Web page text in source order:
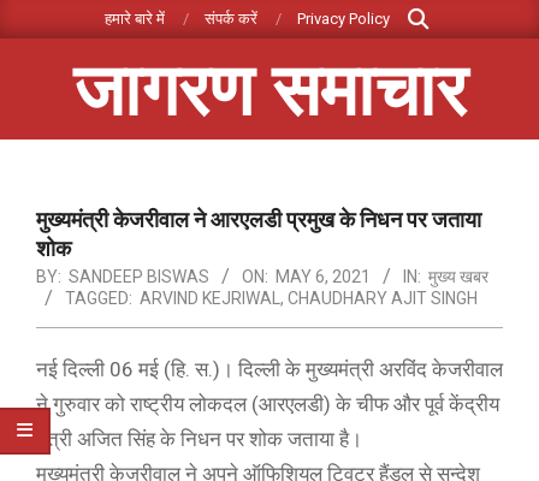
to
हमारे बारे में संपर्क करें Privacy Policy
Search
जागरण समाचार
Menuमुख्यमंत्री केजरीवाल ने आरएलडी प्रमुख के निधन पर जताया
शोक
BY: SANDEEP BISWAS ON: MAY 6, 2021 IN: मुख्य खबर
TAGGED: ARVIND KEJRIWAL , CHAUDHARY AJIT SINGH
नई दिल्ली 06 मई (हि. स.)। दिल्ली के मुख्यमंत्री अरविंद केजरीवाल
ने गुरुवार को राष्ट्रीय लोकदल (आरएलडी) के चीफ और पूर्व केंद्रीय
मंत्री अजित सिंह के निधन पर शोक जताया है।
मुख्यमंत्री केजरीवाल ने अपने ऑफिशियल ट्विटर हैंडल से सन्देश